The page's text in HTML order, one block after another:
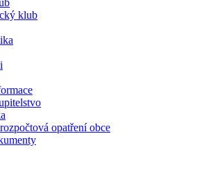
klub
opatření obce